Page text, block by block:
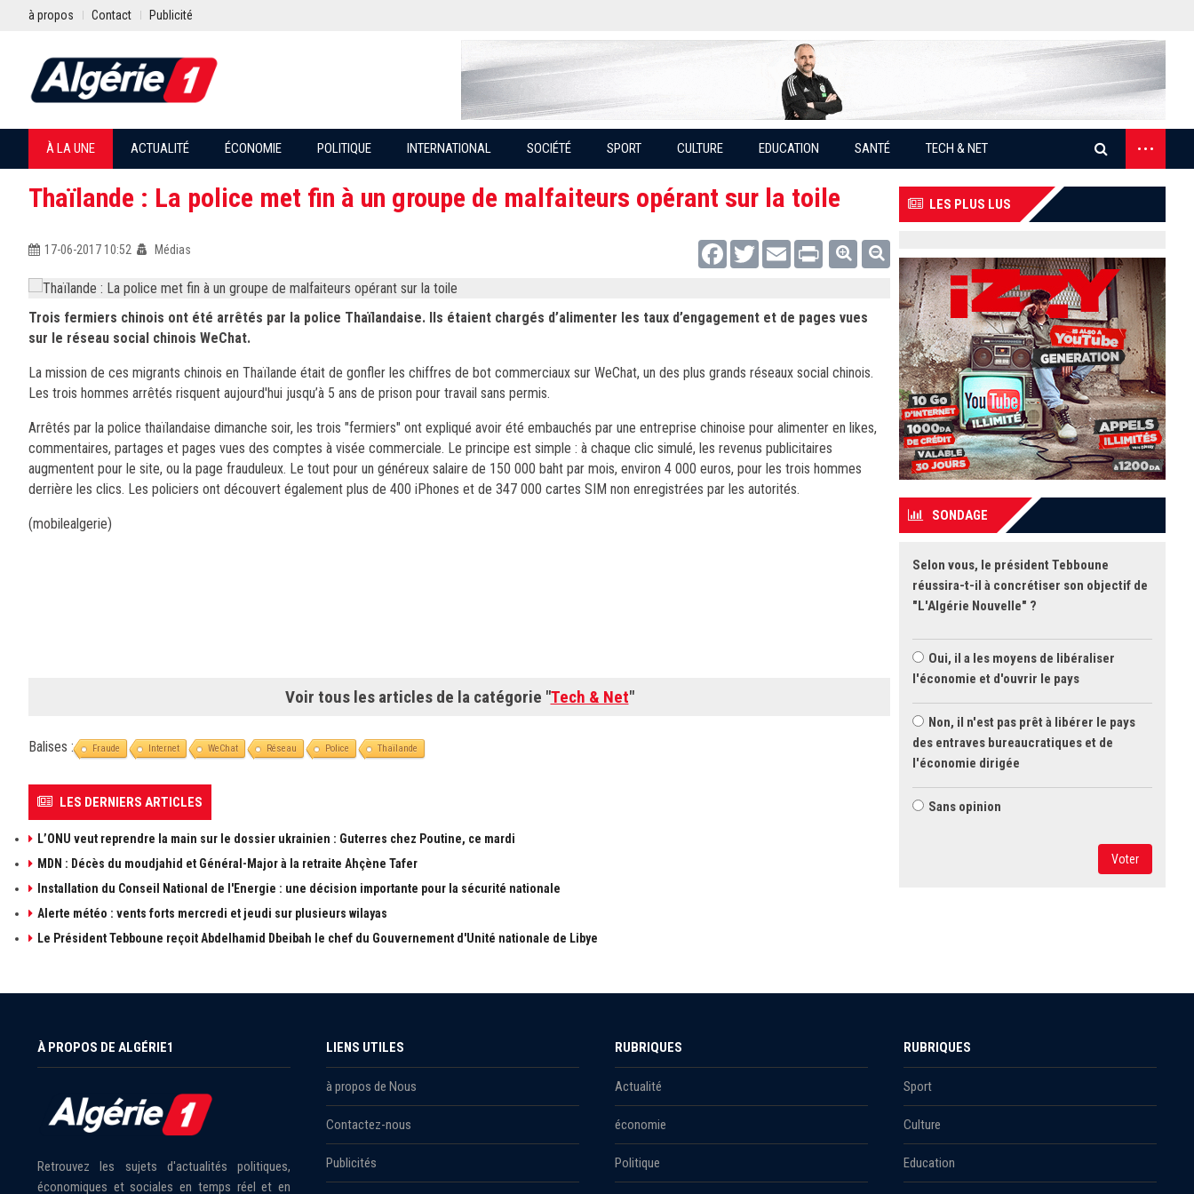
à propos Contact Publicité
À LA UNE ACTUALITÉ ÉCONOMIE POLITIQUE INTERNATIONAL SOCIÉTÉ SPORT CULTURE EDUCATION SANTÉ TECH & NET
...
Thaïlande : La police met fin à un groupe de malfaiteurs opérant sur la toile
17-06-2017 10:52 Médias FacebookTwitter Email Print
Trois fermiers chinois ont été arrêtés par la police Thaïlandaise. Ils étaient chargés d’alimenter les taux d’engagement et de pages vues
sur le réseau social chinois WeChat.
La mission de ces migrants chinois en Thaïlande était de gonfler les chiffres de bot commerciaux sur WeChat, un des plus grands réseaux social chinois.
Les trois hommes arrêtés risquent aujourd'hui jusqu’à 5 ans de prison pour travail sans permis.
Arrêtés par la police thaïlandaise dimanche soir, les trois "fermiers" ont expliqué avoir été embauchés par une entreprise chinoise pour alimenter en likes,
commentaires, partages et pages vues des comptes à visée commerciale. Le principe est simple : à chaque clic simulé, les revenus publicitaires
augmentent pour le site, ou la page frauduleux. Le tout pour un généreux salaire de 150 000 baht par mois, environ 4 000 euros, pour les trois hommes
derrière les clics. Les policiers ont découvert également plus de 400 iPhones et de 347 000 cartes SIM non enregistrées par les autorités.
(mobilealgerie)
Voir tous les articles de la catégorie "Tech & Net"
Balises : Fraude Internet WeChat Réseau Police Thaïlande
LES DERNIERS ARTICLES
L’ONU veut reprendre la main sur le dossier ukrainien : Guterres chez Poutine, ce mardi
MDN : Décès du moudjahid et Général-Major à la retraite Ahçène Tafer
Installation du Conseil National de l'Energie : une décision importante pour la sécurité nationale
Alerte météo : vents forts mercredi et jeudi sur plusieurs wilayas
Le Président Tebboune reçoit Abdelhamid Dbeibah le chef du Gouvernement d'Unité nationale de Libye
LES PLUS LUS
SONDAGE
Selon vous, le président Tebboune
réussira-t-il à concrétiser son objectif de
"L'Algérie Nouvelle" ?
Oui, il a les moyens de libéraliser
l'économie et d'ouvrir le pays
Non, il n'est pas prêt à libérer le pays
des entraves bureaucratiques et de
l'économie dirigée
Sans opinion
Voter
À PROPOS DE ALGÉRIE1
Retrouvez les sujets d'actualités politiques,
économiques et sociales en temps réel et en
LIENS UTILES
à propos de Nous
Contactez-nous
Publicités
RUBRIQUES
Actualité
économie
Politique
RUBRIQUES
Sport
Culture
Education